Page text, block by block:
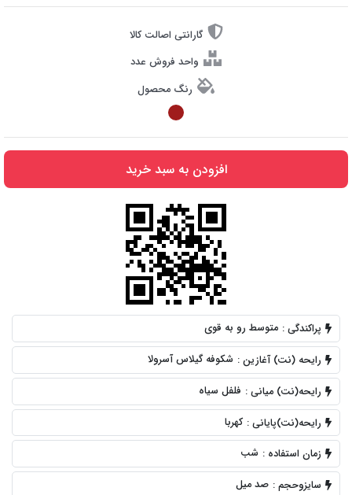
گارانتی اصالت کالا
واحد فروش عدد
رنگ محصول
افزودن به سبد خرید
پراکندگی : متوسط رو به قوی
رایحه (نت) آغازین : شکوفه گیلاس آسرولا
رایحه(نت) میانی : فلفل سیاه
رایحه(نت)پایانی : کهربا
زمان استفاده : شب
سایزوحجم : صد میل